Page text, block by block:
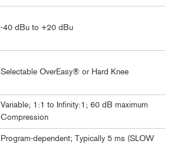
-40 dBu to +20 dBu
Selectable OverEasy® or Hard Knee
Variable; 1:1 to Infinity:1; 60 dB maximum
Compression
Program-dependent; Typically 5 ms (SLOW